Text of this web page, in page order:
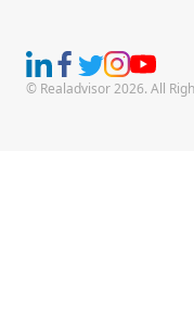
© Realadvisor 2026. All